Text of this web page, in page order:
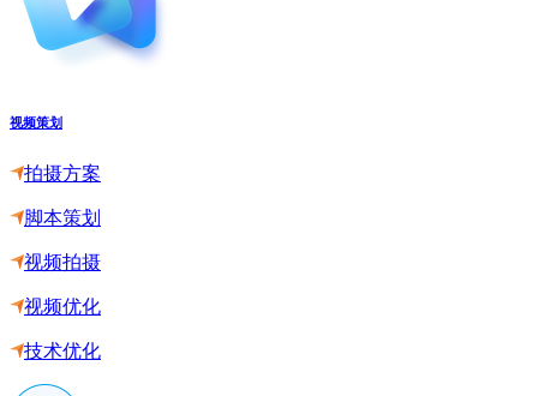
视频策划
拍摄方案
脚本策划
视频拍摄
视频优化
技术优化